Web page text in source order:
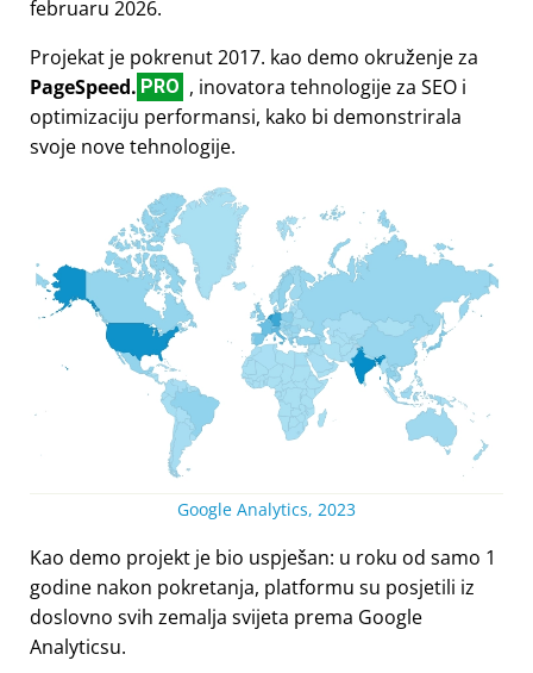
februaru 2026.
Projekat je pokrenut 2017. kao demo okruženje za
PageSpeed. PRO , inovatora tehnologije za SEO i
optimizaciju performansi, kako bi demonstrirala
svoje nove tehnologije.
Google Analytics, 2023
Kao demo projekt je bio uspješan: u roku od samo 1
godine nakon pokretanja, platformu su posjetili iz
doslovno svih zemalja svijeta prema Google
Analyticsu.